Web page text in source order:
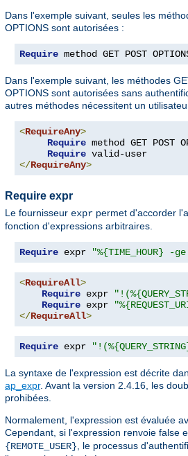
Dans l'exemple suivant, seules les
OPTIONS sont autorisées :
Require method GET POST
Dans l'exemple suivant, les méthodes
OPTIONS sont autorisées sans
autres méthodes nécessitent un
<RequireAny>
Require method GET POST
Require
</RequireAny>
Require expr
Le fournisseur expr permet d'accorder
fonction d'expressions arbitraires.
Require expr "%{TIME_HOUR} -
<RequireAll>
Require expr
Require expr
</RequireAll>
Require expr
La syntaxe de l'expression est décrite
ap_expr. Avant la version 2.4.16, les
prohibées.
Normalement, l'expression est évaluée
Cependant, si l'expression renvoie false
{REMOTE_USER}, le processus